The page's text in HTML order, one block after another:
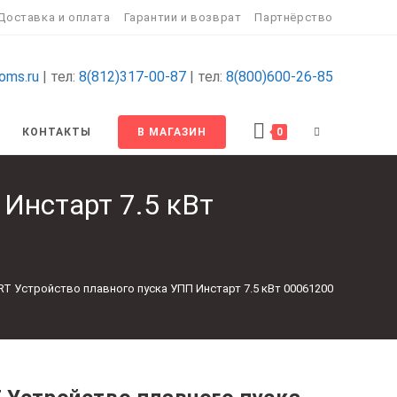
и оплата Гарантии и возврат Партнёрство
| тел: 8(812)317-00-87 | тел: 8(800)600-26-85
КОНТАКТЫ В МАГАЗИН 0
7.5 кВт
Устройство плавного пуска УПП Инстарт 7.5 кВт 00061200